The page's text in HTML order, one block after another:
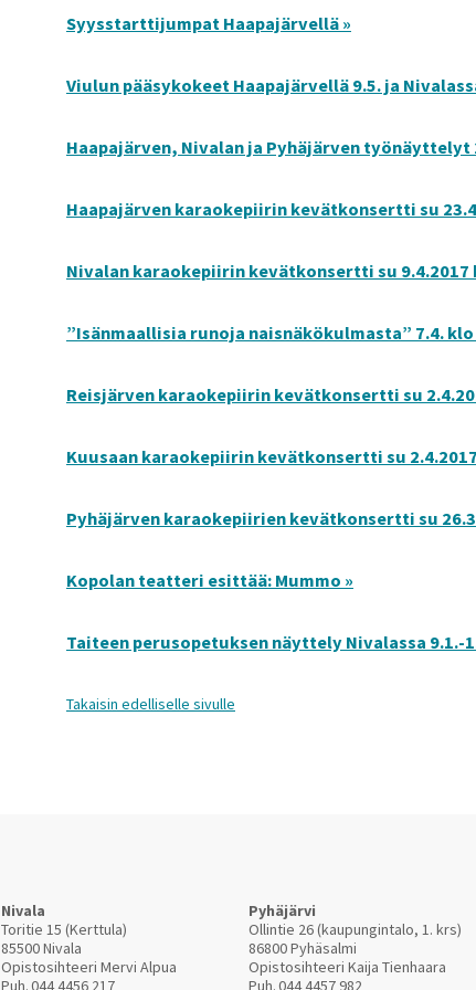
Syysstarttijumpat Haapajärvellä »
Viulun pääsykokeet Haapajärvellä 9.5. ja
Haapajärven, Nivalan ja Pyhäjärven työnäyttelyt
Haapajärven karaokepiirin kevätkonsertti su
Nivalan karaokepiirin kevätkonsertti su 9.4.2017
”Isänmaallisia runoja naisnäkökulmasta” 7.4. klo
Reisjärven karaokepiirin kevätkonsertti su
Kuusaan karaokepiirin kevätkonsertti su
Pyhäjärven karaokepiirien kevätkonsertti su
Kopolan teatteri esittää: Mummo »
Taiteen perusopetuksen näyttely Nivalassa 9.1.-
Takaisin edelliselle sivulle
Nivala
Toritie 15 (Kerttula)
85500 Nivala
Opistosihteeri Mervi Alpua
Puh.044 4456 217
Pyhäjärvi
Ollintie 26 (kaupungintalo, 1. krs)
86800 Pyhäsalmi
Opistosihteeri Kaija Tienhaara
Puh.044 4457 982